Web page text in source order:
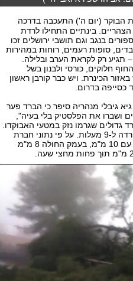
הבוקר (יום ה') התעכבה בדרכה
בינתיים התחילו לרדת
בנגב וגם תושבי ירושלים זכו
סופות רעמים, רוחות במהירות
– תגיע רק לקראת הערב ובלילה.
חלוקים, כורסי ולבנון בשל
הצפויות להגיע עד ל-85 קמ"ש באזור הכינרת. ויש כבר קורבן ראשון
כסייפה בדרום.
גיבלי מנהריה סיפר כי הברד פער
ושברו את הפלסטיק בלי בעיה",
גדולים שגרמו נזק במטעי האבוקדו.
ברד כבד ירד גם בחרמון והטמפרטורה באתר ירדה ל-9 מעלות. על פי נתוני חברת
מטאו-טק, בראש הנקרה ירדו 15 מ"מ, במשגב עם 10 מ"מ, בעמק החולה 8 מ"מ